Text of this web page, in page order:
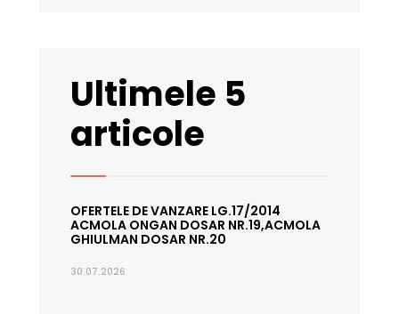
Ultimele 5
articole
OFERTELE DE VANZARE LG.17/2014
ACMOLA ONGAN DOSAR NR.19,ACMOLA
GHIULMAN DOSAR NR.20
30.07.2026